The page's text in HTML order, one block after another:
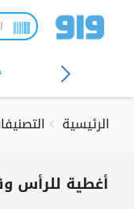
الرئيسية
أغطية للرأس